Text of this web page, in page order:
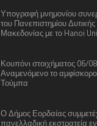
Υπογραφή μνημονίου
του Πανεπιστημίου Δυτικής
Μακεδονίας με το Hanoi
Κουπόνι στοιχήματος 06/
Αναμενόμενο το
Τούμπα
Ο Δήμος Εορδαίας
πανελλαδική εκστρατεία